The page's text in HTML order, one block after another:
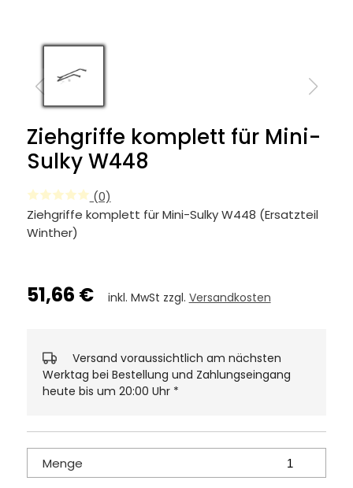
Ziehgriffe komplett für Mini-
Sulky W448
(0)
Ziehgriffe komplett für Mini-Sulky W448 (Ersatzteil
Winther)
51,66 € inkl. MwSt zzgl. Versandkosten
Versand voraussichtlich am nächsten
Werktag bei Bestellung und Zahlungseingang
heute bis um 20:00 Uhr *
Menge